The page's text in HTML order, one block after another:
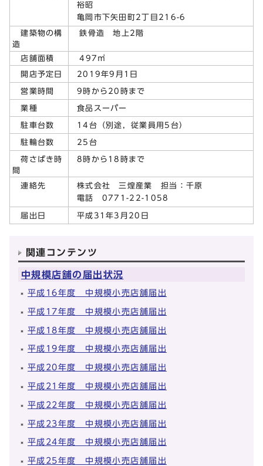
裕昭
亀岡市下矢田町2丁目216-6
建築物の構
造
鉄骨造 地上2階
店舗面積 497㎡
開店予定日 2019年9月1日
営業時間 9時から20時まで
業種 食品スーパー
駐車台数 14台（別途，従業員用5台）
駐輪台数 25台
荷さばき時
間
8時から18時まで
連絡先
株式会社 三煌産業 担当：千原
電話 0771-22-1058
届出日 平成31年3月20日
関連コンテンツ
中規模店舗の届出状況
平成16年度 中規模小売店舗届出
平成17年度 中規模小売店舗届出
平成18年度 中規模小売店舗届出
平成19年度 中規模小売店舗届出
平成20年度 中規模小売店舗届出
平成21年度 中規模小売店舗届出
平成22年度 中規模小売店舗届出
平成23年度 中規模小売店舗届出
平成24年度 中規模小売店舗届出
平成25年度 中規模小売店舗届出